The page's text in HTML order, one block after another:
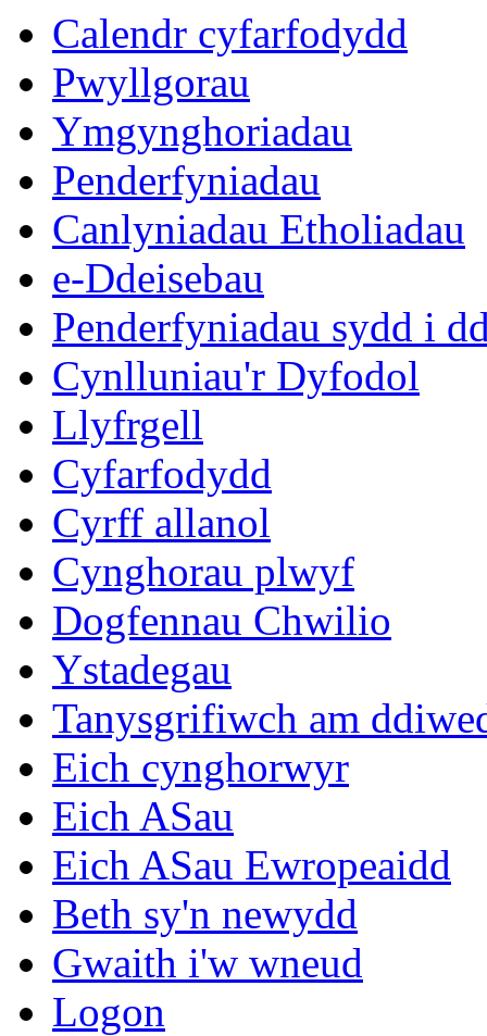
Calendr cyfarfodydd
Pwyllgorau
Ymgynghoriadau
Penderfyniadau
Canlyniadau Etholiadau
e-Ddeisebau
Penderfyniadau sydd i
Cynlluniau'r Dyfodol
Llyfrgell
Cyfarfodydd
Cyrff allanol
Cynghorau plwyf
Dogfennau Chwilio
Ystadegau
Tanysgrifiwch am
Eich cynghorwyr
Eich ASau
Eich ASau Ewropeaidd
Beth sy'n newydd
Gwaith i'w wneud
Logon